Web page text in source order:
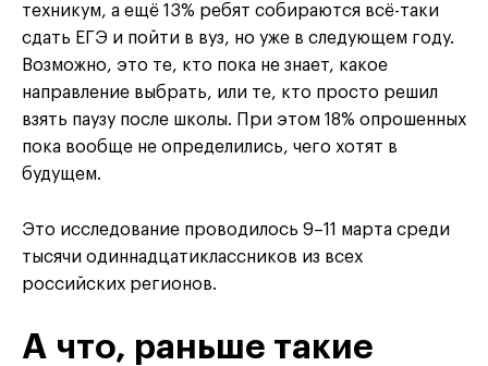
техникум, а ещё 13% ребят собираются всё-таки
сдать ЕГЭ и пойти в вуз, но уже в следующем году.
Возможно, это те, кто пока не знает, какое
направление выбрать, или те, кто просто решил
взять паузу после школы. При этом 18% опрошенных
пока вообще не определились, чего хотят в
будущем.
Это исследование проводилось 9–11 марта среди
тысячи одиннадцатиклассников из всех
российских регионов.
А что, раньше такие